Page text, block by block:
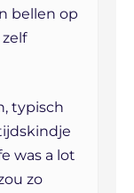
bellen op
typisch
was a lot
zo